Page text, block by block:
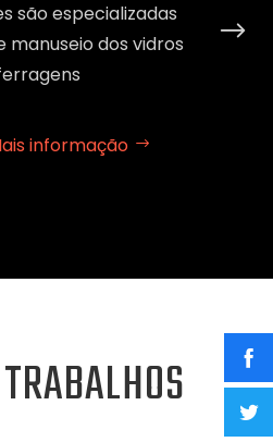
são especializadas
manuseio dos vidros
informação
perfis